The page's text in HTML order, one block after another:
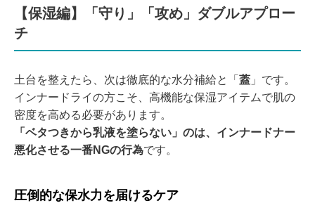
【保湿編】「守り」「攻め」ダブルアプロー
チ
土台を整えたら、次は徹底的な水分補給と「 蓋 」です。
インナードライの方こそ、高機能な保湿アイテムで肌の
密度を高める必要があります。
「ベタつきから乳液を塗らない」のは、インナードナー
悪化させる一番NGの行為です。
圧倒的な保水力を届けるケア